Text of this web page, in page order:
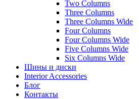
Two Columns
Three Columns
Three Columns Wide
Four Columns
Four Columns Wide
Five Columns Wide
Six Columns Wide
Шины и диски
Interior Accessories
Блог
Контакты